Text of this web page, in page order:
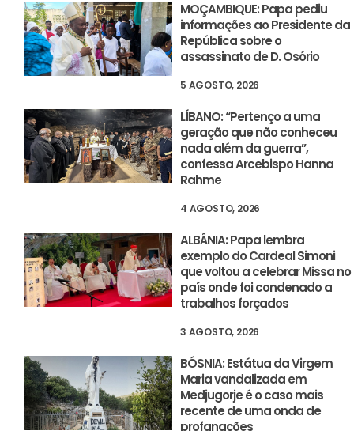
MOÇAMBIQUE: Papa pediu
informações ao Presidente da
República sobre o
assassinato de D. Osório
5 AGOSTO, 2026
LÍBANO: “Pertenço a uma
geração que não conheceu
nada além da guerra”,
confessa Arcebispo Hanna
Rahme
4 AGOSTO, 2026
ALBÂNIA: Papa lembra
exemplo do Cardeal Simoni
que voltou a celebrar Missa no
país onde foi condenado a
trabalhos forçados
3 AGOSTO, 2026
BÓSNIA: Estátua da Virgem
Maria vandalizada em
Medjugorje é o caso mais
recente de uma onda de
profanações